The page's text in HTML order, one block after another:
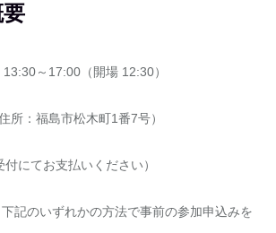
～17:00（開場 12:30）
所：福島市松木町1番7号）
にてお支払いください）
記のいずれかの方法で事前の参加申込みを